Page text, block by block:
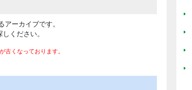
ーカイブです。
ください。
くなっております。